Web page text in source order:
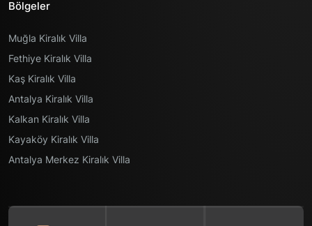
Bölgeler
Muğla Kiralık Villa
Fethiye Kiralık Villa
Kaş Kiralık Villa
Antalya Kiralık Villa
Kalkan Kiralık Villa
Kayaköy Kiralık Villa
Antalya Merkez Kiralık Villa